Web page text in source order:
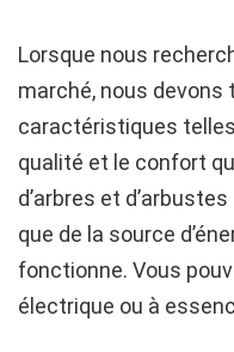
Lorsque nous
marché, nous
caractéristiques
qualité et le confort
d’arbres et
que de la source
fonctionne. Vous
électrique ou à